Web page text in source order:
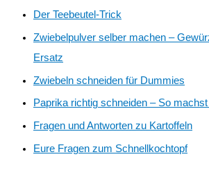
Der Teebeutel-Trick
Zwiebelpulver selber machen –
Ersatz
Zwiebeln schneiden für Dummies
Paprika richtig schneiden – So
Fragen und Antworten zu Kartoffeln
Eure Fragen zum Schnellkochtopf